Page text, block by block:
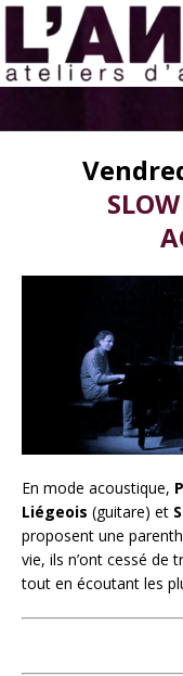
En mode acoustique,
Liégeois (guitare) et
proposent une
vie, ils n’ont cessé de
tout en écoutant les